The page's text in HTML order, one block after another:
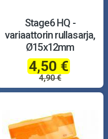
Stage6 HQ -
variaattorin rullasarja,
Ø15x12mm
4,50 €
4,90 €